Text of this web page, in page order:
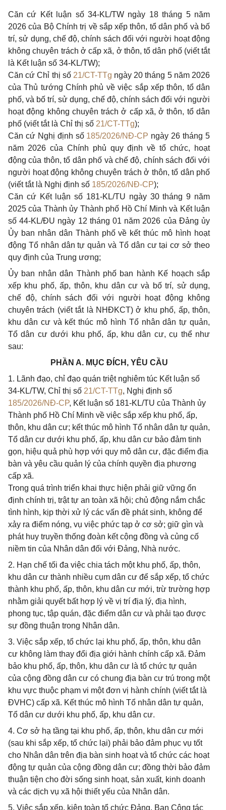
Căn cứ Kết luận số 34-KL/TW ngày 18 tháng 5 năm
2026 của Bộ Chính trị về sắp xếp thôn, tổ dân phố và bố
trí, sử dụng, chế độ, chính sách đối với người hoạt động
không chuyên trách ở cấp xã, ở thôn, tổ dân phố (viết tắt
là Kết luận số 34-KL/TW);
Căn cứ Chỉ thị số 21/CT-TTg ngày 20 tháng 5 năm 2026
của Thủ tướng Chính phủ về việc sắp xếp thôn, tổ dân
phố, và bố trí, sử dụng, chế độ, chính sách đối với người
hoạt động không chuyên trách ở cấp xã, ở thôn, tổ dân
phố (viết tắt là Chỉ thị số 21/CT-TTg);
Căn cứ Nghị định số 185/2026/NĐ-CP ngày 26 tháng 5
năm 2026 của Chính phủ quy định về tổ chức, hoạt
động của thôn, tổ dân phố và chế độ, chính sách đối với
người hoạt động không chuyên trách ở thôn, tổ dân phố
(viết tắt là Nghị định số 185/2026/NĐ-CP);
Căn cứ Kết luận số 181-KL/TU ngày 30 tháng 9 năm
2025 của Thành ủy Thành phố Hồ Chí Minh và Kết luận
số 44-KL/ĐU ngày 12 tháng 01 năm 2026 của Đảng ủy
Ủy ban nhân dân Thành phố về kết thúc mô hình hoạt
động Tổ nhân dân tự quản và Tổ dân cư tại cơ sở theo
quy định của Trung ương;
Ủy ban nhân dân Thành phố ban hành Kế hoạch sắp
xếp khu phố, ấp, thôn, khu dân cư và bố trí, sử dụng,
chế độ, chính sách đối với người hoạt động không
chuyên trách (viết tắt là NHĐKCT) ở khu phố, ấp, thôn,
khu dân cư và kết thúc mô hình Tổ nhân dân tự quản,
Tổ dân cư dưới khu phố, ấp, khu dân cư, cụ thể như
sau:
PHẦN A. MỤC ĐÍCH, YÊU CẦU
1. Lãnh đạo, chỉ đạo quán triệt nghiêm túc Kết luận số
34-KL/TW, Chỉ thị số 21/CT-TTg, Nghị định số
185/2026/NĐ-CP, Kết luận số 181-KL/TU của Thành ủy
Thành phố Hồ Chí Minh về việc sắp xếp khu phố, ấp,
thôn, khu dân cư; kết thúc mô hình Tổ nhân dân tự quản,
Tổ dân cư dưới khu phố, ấp, khu dân cư bảo đảm tinh
gọn, hiệu quả phù hợp với quy mô dân cư, đặc điểm địa
bàn và yêu cầu quản lý của chính quyền địa phương
cấp xã.
Trong quá trình triển khai thực hiện phải giữ vững ổn
định chính trị, trật tự an toàn xã hội; chủ động nắm chắc
tình hình, kịp thời xử lý các vấn đề phát sinh, không để
xảy ra điểm nóng, vụ việc phức tạp ở cơ sở; giữ gìn và
phát huy truyền thống đoàn kết cộng đồng và củng cố
niềm tin của Nhân dân đối với Đảng, Nhà nước.
2. Hạn chế tối đa việc chia tách một khu phố, ấp, thôn,
khu dân cư thành nhiều cụm dân cư để sắp xếp, tổ chức
thành khu phố, ấp, thôn, khu dân cư mới, trừ trường hợp
nhằm giải quyết bất hợp lý về vị trí địa lý, địa hình,
phong tục, tập quán, đặc điểm dân cư và phải tạo được
sự đồng thuận trong Nhân dân.
3. Việc sắp xếp, tổ chức lại khu phố, ấp, thôn, khu dân
cư không làm thay đổi địa giới hành chính cấp xã. Đảm
bảo khu phố, ấp, thôn, khu dân cư là tổ chức tự quản
của cộng đồng dân cư có chung địa bàn cư trú trong một
khu vực thuộc phạm vi một đơn vị hành chính (viết tắt là
ĐVHC) cấp xã. Kết thúc mô hình Tổ nhân dân tự quản,
Tổ dân cư dưới khu phố, ấp, khu dân cư.
4. Cơ sở hạ tầng tại khu phố, ấp, thôn, khu dân cư mới
(sau khi sắp xếp, tổ chức lại) phải bảo đảm phục vụ tốt
cho Nhân dân trên địa bàn sinh hoạt và tổ chức các hoạt
động tự quản của cộng đồng dân cư; đồng thời bảo đảm
thuận tiện cho đời sống sinh hoạt, sản xuất, kinh doanh
và các dịch vụ xã hội thiết yếu của Nhân dân.
5. Việc sắp xếp, kiện toàn tổ chức Đảng, Ban Công tác